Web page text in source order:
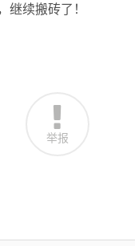
续搬砖了！
举报